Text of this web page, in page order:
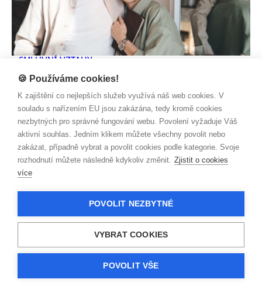
SMLUVNÍ VZTAHY
Zjistit více
Třikrát opravovaná televize
🍪 Používáme cookies!
K zajištění co nejlepších služeb využívá náš web cookies. V
souladu s nařízením EU jsou zakázána, tedy kromě cookies
nezbytných pro správné fungování webu. Povolení vyžaduje Váš
aktivní souhlas. Jedním klikem můžete všechny povolit nebo
zakázat, případně vybrat a povolit cookies podle kategorie. Svoje
rozhodnutí můžete následně kdykoliv změnit. Zjistit o cookies
více
POVOLIT NEZBYTNÉ
VYBRAT COOKIES
POVOLIT VŠE